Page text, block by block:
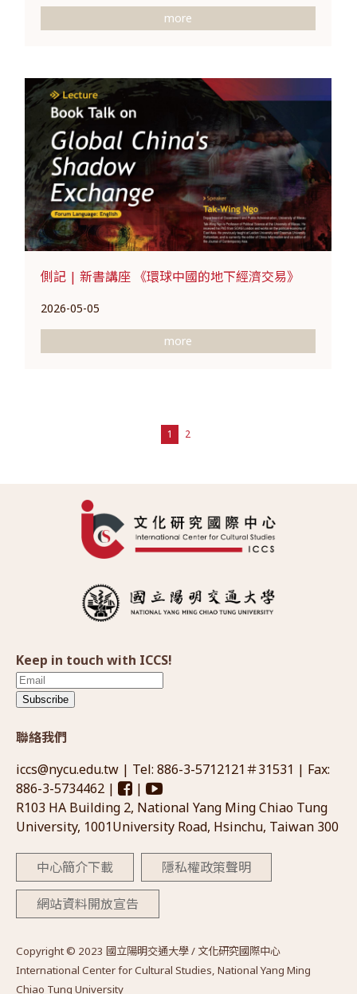
more
側記 | 新書講座 《環球中國的地下經濟交易》
2026-05-05
more
1 2
Keep in touch with ICCS!
Subscribe
聯絡我們
iccs@nycu.edu.tw | Tel: 886-3-5712121＃31531 | Fax:
886-3-5734462 |
|
R103 HA Building 2, National Yang Ming Chiao Tung
University, 1001University Road, Hsinchu, Taiwan 300
中心簡介下載 隱私權政策聲明
網站資料開放宣告
Copyright © 2023 國立陽明交通大學 / 文化研究國際中心
International Center for Cultural Studies, National Yang Ming
Chiao Tung University